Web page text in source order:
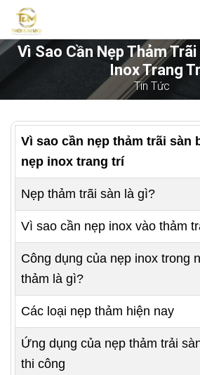
Vì Sao Cần Nẹp Thảm
Inox Trang
Tin Tức
Vì sao cần nẹp thảm trãi sàn
nẹp inox trang trí
Nẹp thảm trãi sàn là gì?
Vì sao cần nẹp inox vào thảm
Công dụng của nẹp inox trong
thảm là gì?
Các loại nẹp thảm hiện nay
Ứng dụng của nẹp thảm trải
thi công